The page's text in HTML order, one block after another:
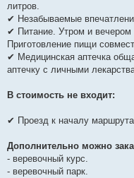
литров.
✔ Незабываемые
✔ Питание. Утром и вечером
Приготовление пищи
✔ Медицинская аптечка
аптечку с личными
В стоимость не входит:
✔ Проезд к началу маршрута
Дополнительно можно
- веревочный курс.
- веревочный парк.